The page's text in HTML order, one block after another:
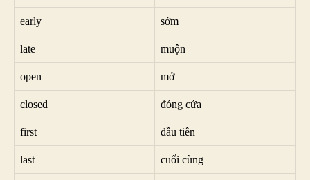
early sớm
late muộn
open mở
closed đóng cửa
first đầu tiên
last cuối cùng